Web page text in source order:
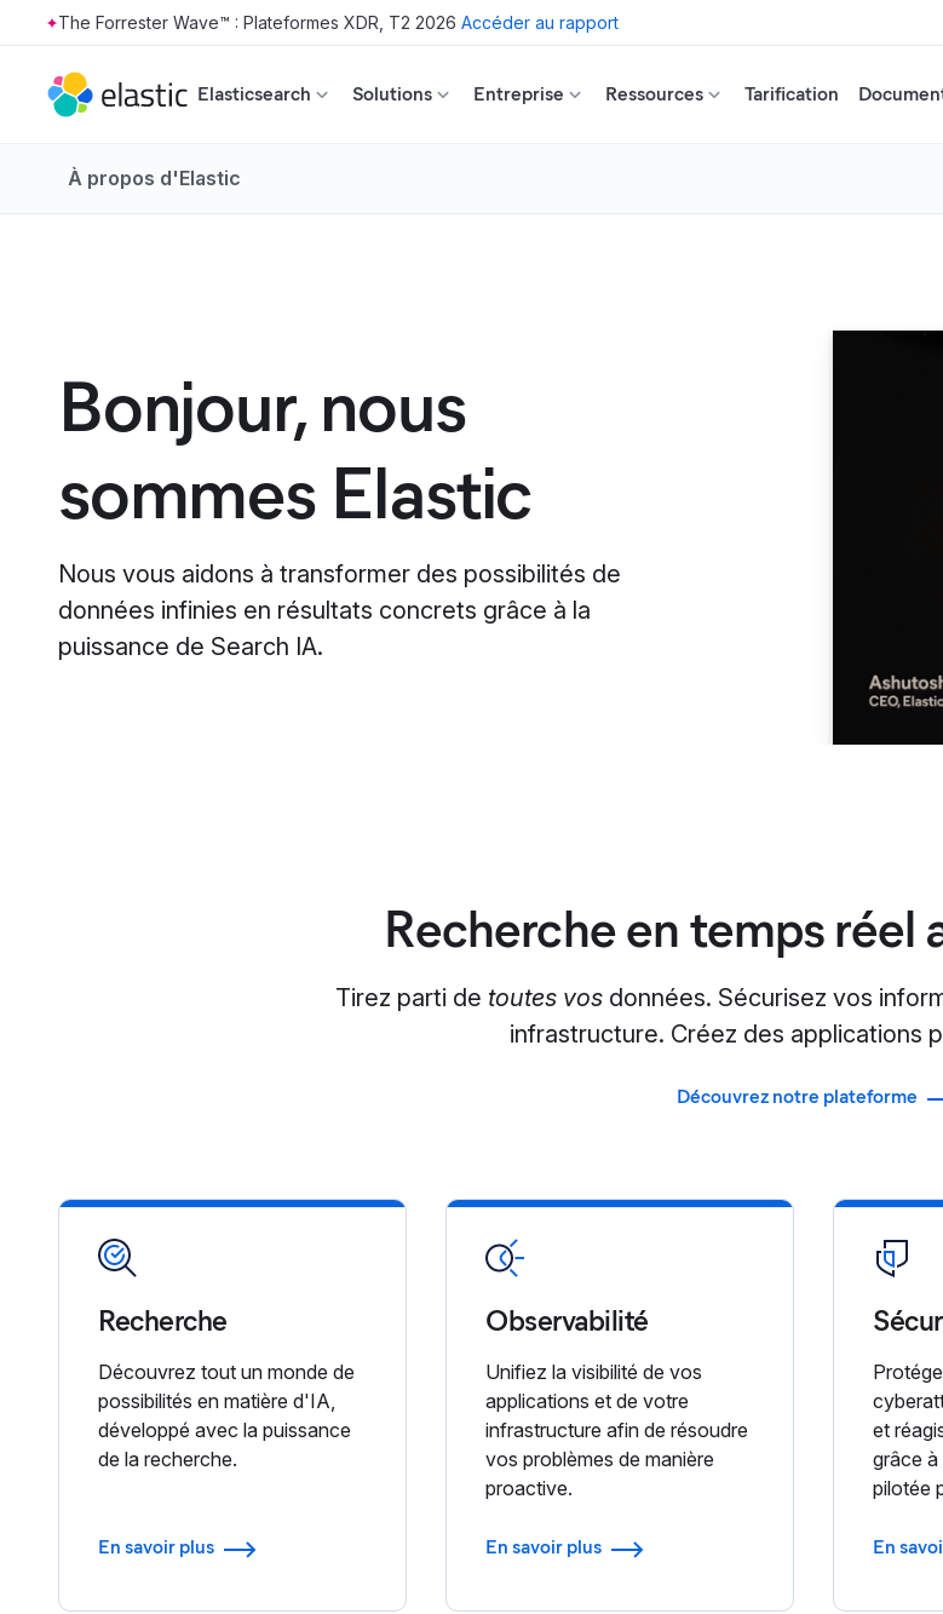
Skip to main content
The Forrester Wave™ : Plateformes XDR, T2 2026 Accéder au rapport
Elasticsearch Solutions Entreprise Ressources Tarification
À propos d'Elastic
Bonjour, nous
sommes Elastic
Nous vous aidons à transformer des possibilités de
données infinies en résultats concrets grâce à la
puissance de Search IA.
Recherche en temps réel
Tirez parti de toutes vos données. Sécurisez vos
infrastructure. Créez des applications
Découvrez notre plateforme
Recherche
Découvrez tout un monde de
possibilités en matière d'IA,
développé avec la puissance
de la recherche.
En savoir plus
Observabilité
Unifiez la visibilité de vos
applications et de votre
infrastructure afin de résoudre
vos problèmes de manière
proactive.
En savoir plus
et
grâce à
pilotée
En